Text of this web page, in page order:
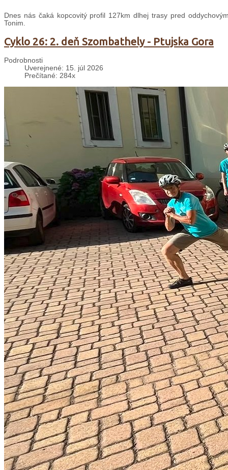
Dnes nás čaká kopcovitý profil 127km dlhej trasy pred
Tonim.
Cyklo 26: 2. deň Szombathely - Ptujska Gora
Podrobnosti
Uverejnené: 15. júl 2026
Prečítané: 284x